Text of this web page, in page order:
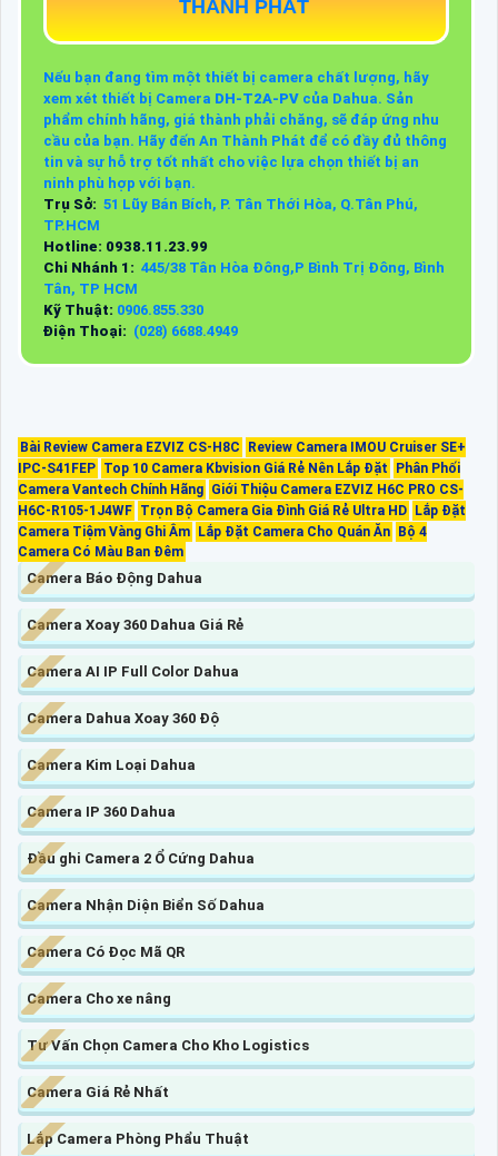
THÀNH PHÁT
Nếu bạn đang tìm một thiết bị camera chất lượng, hãy
xem xét thiết bị Camera DH-T2A-PV của Dahua. Sản
phẩm chính hãng, giá thành phải chăng, sẽ đáp ứng nhu
cầu của bạn. Hãy đến An Thành Phát để có đầy đủ thông
tin và sự hỗ trợ tốt nhất cho việc lựa chọn thiết bị an
ninh phù hợp với bạn.
Trụ Sở: 51 Lũy Bán Bích, P. Tân Thới Hòa, Q.Tân Phú,
TP.HCM
Hotline: 0938.11.23.99
Chi Nhánh 1: 445/38 Tân Hòa Đông,P Bình Trị Đông, Bình
Tân, TP HCM
Kỹ Thuật: 0906.855.330
Điện Thoại: (028) 6688.4949
Bài Review Camera EZVIZ CS-H8C
Review Camera IMOU Cruiser SE+
IPC-S41FEP Top 10 Camera Kbvision Giá Rẻ Nên Lắp Đặt
Phân Phối
Camera Vantech Chính Hãng Giới Thiệu Camera EZVIZ H6C PRO CS-
H6C-R105-1J4WF Trọn Bộ Camera Gia Đình Giá Rẻ Ultra HD Lắp Đặt
Camera Tiệm Vàng Ghi Âm Lắp Đặt Camera Cho Quán Ăn Bộ 4
Camera Có Màu Ban Đêm
Camera Báo Động Dahua
Camera Xoay 360 Dahua Giá Rẻ
Camera AI IP Full Color Dahua
Camera Dahua Xoay 360 Độ
Camera Kim Loại Dahua
Camera IP 360 Dahua
Đầu ghi Camera 2 Ổ Cứng Dahua
Camera Nhận Diện Biển Số Dahua
Camera Có Đọc Mã QR
Camera Cho xe nâng
Tư Vấn Chọn Camera Cho Kho Logistics
Camera Giá Rẻ Nhất
Lắp Camera Phòng Phẩu Thuật